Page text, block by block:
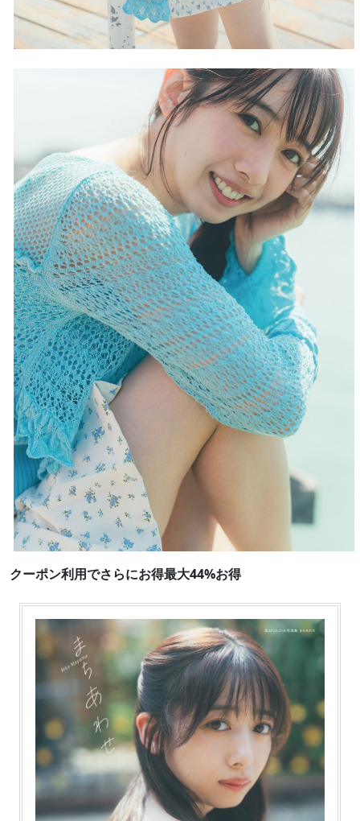
クーポン利用でさらにお得最大44%お得